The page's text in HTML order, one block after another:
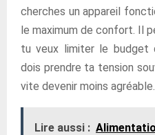
cherches un appareil
le maximum de confort. Il
tu veux limiter le budget
dois prendre ta tension
vite devenir moins agréable.
Lire aussi :